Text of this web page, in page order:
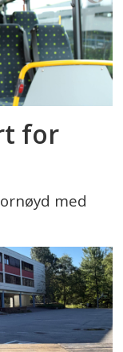
for
med